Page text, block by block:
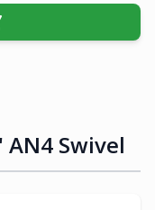
AN4 Swivel